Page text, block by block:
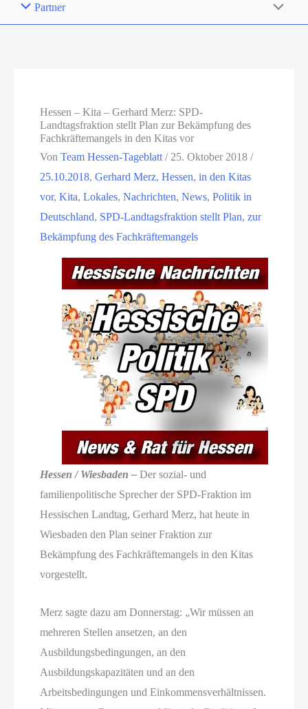
Partner
Hessen – Kita – Gerhard Merz: SPD-
Landtagsfraktion stellt Plan zur Bekämpfung des
Fachkräftemangels in den Kitas vor
VonTeam Hessen-Tageblatt/ 25. Oktober 2018/
25.10.2018,Gerhard Merz,Hessen,in den Kitas
vor,Kita,Lokales,Nachrichten,News,Politik in
Deutschland, SPD-Landtagsfraktion stellt Plan,zur
Bekämpfung des Fachkräftemangels
Hessen / Wiesbaden – Der sozial- und
familienpolitische Sprecher der SPD-Fraktion im
Hessischen Landtag, Gerhard Merz, hat heute in
Wiesbaden den Plan seiner Fraktion zur
Bekämpfung des Fachkräftemangels in den Kitas
vorgestellt.
Merz sagte dazu am Donnerstag: „Wir müssen an
mehreren Stellen ansetzen, an den
Ausbildungsbedingungen, an den
Ausbildungskapazitäten und an den
Arbeitsbedingungen und Einkommensverhältnissen.